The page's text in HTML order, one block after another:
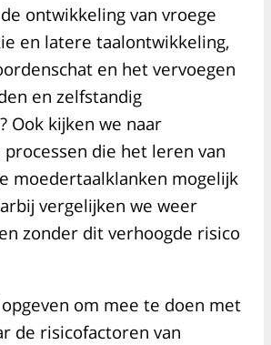
ontwikkeling van vroege
en latere taalontwikkeling,
en het vervoegen
en zelfstandig
Ook kijken we naar
die het leren van
moedertaalklanken mogelijk
vergelijken we weer
zonder dit verhoogde risico
om mee te doen met
de risicofactoren van